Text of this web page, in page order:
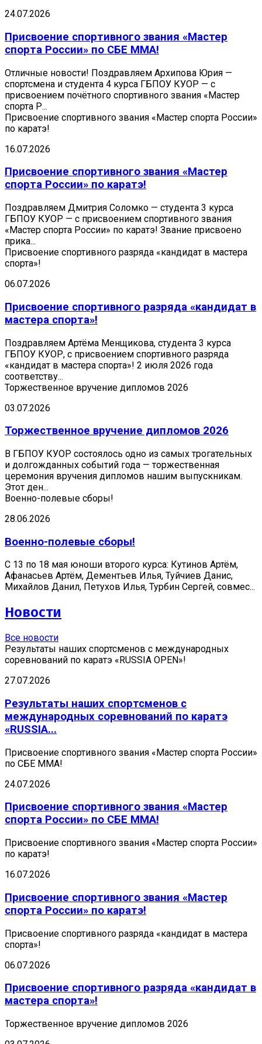
24.07.2026
Присвоение спортивного звания «Мастер
спорта России» по СБЕ ММА!
Отличные новости! Поздравляем Архипова Юрия —
спортсмена и студента 4 курса ГБПОУ КУОР — с
присвоением почётного спортивного звания «Мастер
спорта Р...
Присвоение спортивного звания «Мастер спорта России»
по каратэ!
16.07.2026
Присвоение спортивного звания «Мастер
спорта России» по каратэ!
Поздравляем Дмитрия Соломко — студента 3 курса
ГБПОУ КУОР — с присвоением спортивного звания
«Мастер спорта России» по каратэ! Звание присвоено
прика...
Присвоение спортивного разряда «кандидат в мастера
спорта»!
06.07.2026
Присвоение спортивного разряда «кандидат в
мастера спорта»!
Поздравляем Артёма Менщикова, студента 3 курса
ГБПОУ КУОР, с присвоением спортивного разряда
«кандидат в мастера спорта»! 2 июля 2026 года
соответству...
Торжественное вручение дипломов 2026
03.07.2026
Торжественное вручение дипломов 2026
В ГБПОУ КУОР состоялось одно из самых трогательных
и долгожданных событий года — торжественная
церемония вручения дипломов нашим выпускникам.
Этот ден...
Военно-полевые сборы!
28.06.2026
Военно-полевые сборы!
С 13 по 18 мая юноши второго курса: Кутинов Артём,
Афанасьев Артём, Дементьев Илья, Туйчиев Данис,
Михайлов Данил, Петухов Илья, Турбин Сергей, совмес...
Новости
Все новости
Результаты наших спортсменов с международных
соревнований по каратэ «RUSSIA OPEN»!
27.07.2026
Результаты наших спортсменов с
международных соревнований по каратэ
«RUSSIA...
Присвоение спортивного звания «Мастер спорта России»
по СБЕ ММА!
24.07.2026
Присвоение спортивного звания «Мастер
спорта России» по СБЕ ММА!
Присвоение спортивного звания «Мастер спорта России»
по каратэ!
16.07.2026
Присвоение спортивного звания «Мастер
спорта России» по каратэ!
Присвоение спортивного разряда «кандидат в мастера
спорта»!
06.07.2026
Присвоение спортивного разряда «кандидат в
мастера спорта»!
Торжественное вручение дипломов 2026